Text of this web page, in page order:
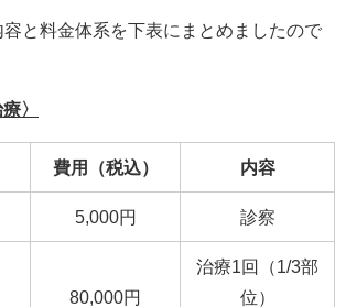
と料金体系を下表にまとめましたので
〉
費用（税込） 内容
5,000円 診察
80,000円
治療1回（1/3部
位）